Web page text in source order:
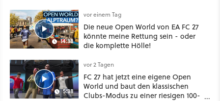
14:38
vor einem Tag
Die neue Open World von EA FC 27
könnte meine Rettung sein - oder
die komplette Hölle!
5:38
vor 2 Tagen
FC 27 hat jetzt eine eigene Open
World und baut den klassischen
Clubs-Modus zu einer riesigen 100-